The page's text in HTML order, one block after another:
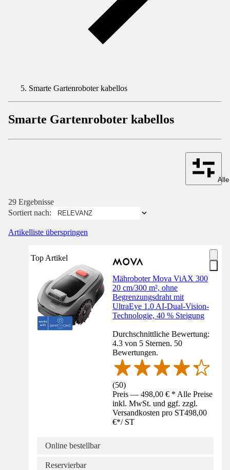
Smarte Gartenroboter kabellos
Smarte Gartenroboter kabellos
29 Ergebnisse
Sortiert nach:
Artikelliste überspringen
Top Artikel
Mähroboter Mova ViAX 300
20 cm/300 m², ohne
Begrenzungsdraht mit
UltraEye 1.0 AI-Dual-Vision-
Technologie, 40 % Steigung
Durchschnittliche Bewertung:
4.3 von 5 Sternen. 50
Bewertungen.
(50)
Preis — 498,00 € * Alle Preise
inkl. MwSt. und ggf. zzgl.
Versandkosten pro ST498,00
€*/ ST
Online bestellbar
Reservierbar